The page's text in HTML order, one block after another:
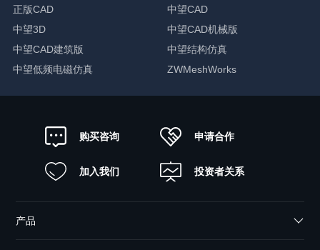
正版CAD
中望CAD
中望3D
中望CAD机械版
中望CAD建筑版
中望结构仿真
中望低频电磁仿真
ZWMeshWorks
购买咨询 申请合作
加入我们 投资者关系
产品